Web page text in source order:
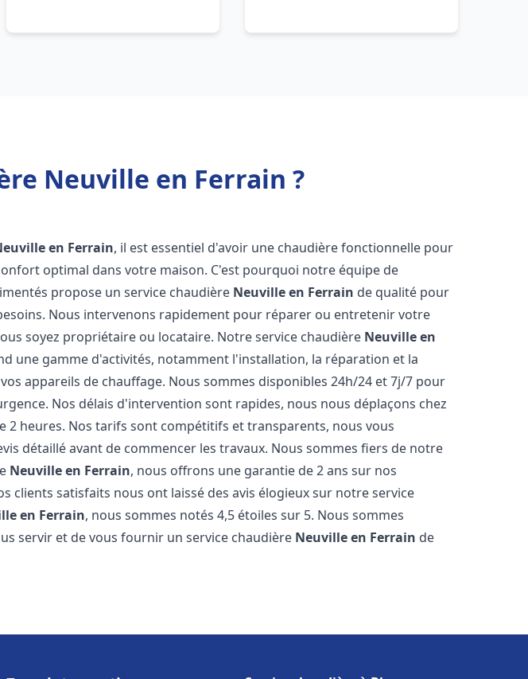
Neuville en Ferrain ?
en Ferrain, il est essentiel d'avoir une chaudière fonctionnelle pour
optimal dans votre maison. C'est pourquoi notre équipe de
propose un service chaudière Neuville en Ferrain de qualité pour
Nous intervenons rapidement pour réparer ou entretenir votre
soyez propriétaire ou locataire. Notre service chaudière Neuville en
une gamme d'activités, notamment l'installation, la réparation et la
appareils de chauffage. Nous sommes disponibles 24h/24 et 7j/7 pour
Nos délais d'intervention sont rapides, nous nous déplaçons chez
2 heures. Nos tarifs sont compétitifs et transparents, nous vous
détaillé avant de commencer les travaux. Nous sommes fiers de notre
Neuville en Ferrain, nous offrons une garantie de 2 ans sur nos
clients satisfaits nous ont laissé des avis élogieux sur notre service
en Ferrain, nous sommes notés 4,5 étoiles sur 5. Nous sommes
servir et de vous fournir un service chaudière Neuville en Ferrain de